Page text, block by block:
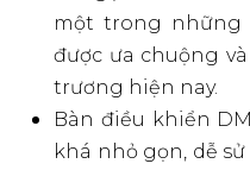
một trong những
được ưa chuộng
trương hiện nay.
Bàn điều khiển
khá nhỏ gọn, dễ